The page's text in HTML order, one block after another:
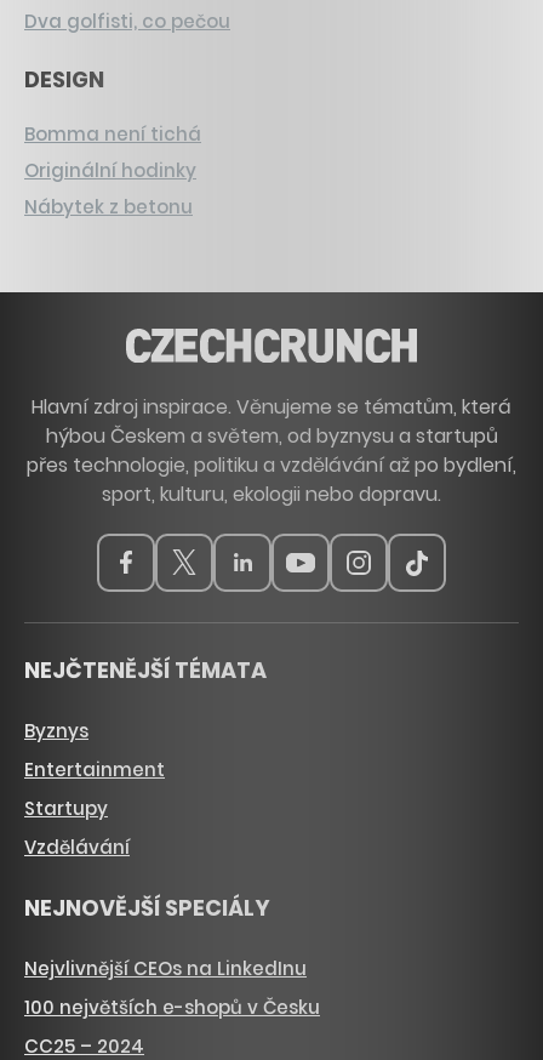
Dva golfisti, co pečou
DESIGN
Bomma není tichá
Originální hodinky
Nábytek z betonu
Hlavní zdroj inspirace. Věnujeme se tématům, která
hýbou Českem a světem, od byznysu a startupů
přes technologie, politiku a vzdělávání až po bydlení,
sport, kulturu, ekologii nebo dopravu.
NEJČTENĚJŠÍ TÉMATA
Byznys
Entertainment
Startupy
Vzdělávání
NEJNOVĚJŠÍ SPECIÁLY
Nejvlivnější CEOs na LinkedInu
100 největších e-shopů v Česku
CC25 – 2024